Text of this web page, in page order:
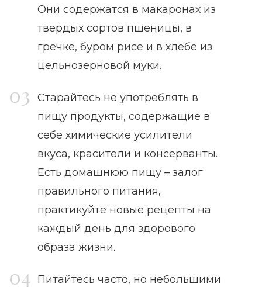
Они содержатся в макаронах из
твердых сортов пшеницы, в
гречке, буром рисе и в хлебе из
цельнозерновой муки.
Старайтесь не употреблять в
пищу продукты, содержащие в
себе химические усилители
вкуса, красители и консерванты.
Есть домашнюю пищу – залог
правильного питания,
практикуйте новые рецепты на
каждый день для здорового
образа жизни.
Питайтесь часто, но небольшими